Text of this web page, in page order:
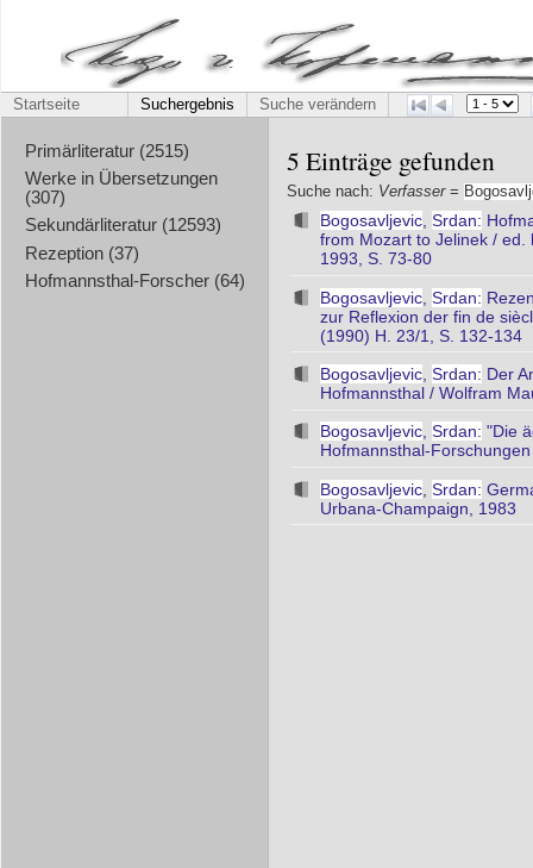
Startseite Suchergebnis Suche verändern
Primärliteratur (2515)
Werke in Übersetzungen
(307)
Sekundärliteratur (12593)
Rezeption (37)
Hofmannsthal-Forscher (64)
5 Einträge gefunden
Suche nach: Verfasser=
Bogosavljevic, Srdan:
from Mozart to Jelinek / ed.
1993, S. 73-80
Bogosavljevic Srdan:
zur Reflexion der fin de
(1990) H. 23/1, S. 132-134
Bogosavljevic Srdan: Der
Hofmannsthal / Wolfram
Bogosavljevic, Srdan: "Die
Hofmannsthal-
Bogosavljevic Srdan:
Urbana-Champaign, 1983